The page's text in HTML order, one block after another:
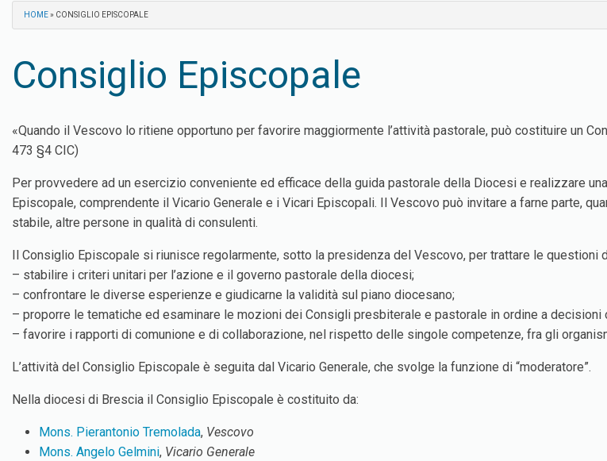
HOME» CONSIGLIO EPISCOPALE
Consiglio Episcopale
«Quando il Vescovo lo ritiene opportuno per favorire maggiormente l’attività pastorale, può costituire un
473 §4 CIC)
Per provvedere ad un esercizio conveniente ed efficace della guida pastorale della Diocesi e realizzare
Episcopale, comprendente il Vicario Generale e i Vicari Episcopali. Il Vescovo può invitare a farne parte,
stabile, altre persone in qualità di consulenti.
Il Consiglio Episcopale si riunisce regolarmente, sotto la presidenza del Vescovo, per trattare le
– stabilire i criteri unitari per l’azione e il governo pastorale della diocesi;
– confrontare le diverse esperienze e giudicarne la validità sul piano diocesano;
– proporre le tematiche ed esaminare le mozioni dei Consigli presbiterale e pastorale in ordine a decisioni
– favorire i rapporti di comunione e di collaborazione, nel rispetto delle singole competenze, fra gli
L’attività del Consiglio Episcopale è seguita dal Vicario Generale, che svolge la funzione di “moderatore”.
Nella diocesi di Brescia il Consiglio Episcopale è costituito da:
Mons. Pierantonio Tremolada, Vescovo
Mons. Angelo Gelmini, Vicario Generale